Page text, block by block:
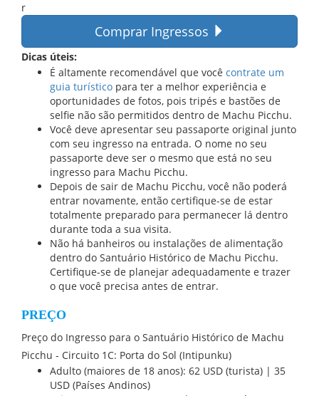
r
Comprar Ingressos
Dicas úteis:
É altamente recomendável que você contrate um
guia turístico para ter a melhor experiência e
oportunidades de fotos, pois tripés e bastões de
selfie não são permitidos dentro de Machu Picchu.
Você deve apresentar seu passaporte original junto
com seu ingresso na entrada. O nome no seu
passaporte deve ser o mesmo que está no seu
ingresso para Machu Picchu.
Depois de sair de Machu Picchu, você não poderá
entrar novamente, então certifique-se de estar
totalmente preparado para permanecer lá dentro
durante toda a sua visita.
Não há banheiros ou instalações de alimentação
dentro do Santuário Histórico de Machu Picchu.
Certifique-se de planejar adequadamente e trazer
o que você precisa antes de entrar.
PREÇO
Preço do Ingresso para o Santuário Histórico de Machu
Picchu - Circuito 1C: Porta do Sol (Intipunku)
Adulto (maiores de 18 anos): 62 USD (turista) | 35
USD (Países Andinos)